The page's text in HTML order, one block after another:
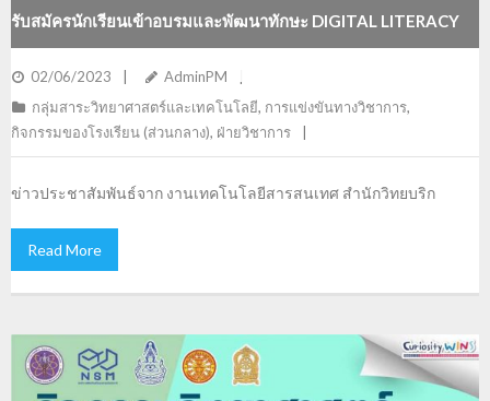
รับสมัครนักเรียนเข้าอบรมและพัฒนาทักษะ DIGITAL LITERACY
มาตรฐานสากล ICDL APPLICATION ESSENTIALS
02/06/2023
AdminPM
กลุ่มสาระวิทยาศาสตร์และเทคโนโลยี, การแข่งขันทางวิชาการ,
กิจกรรมของโรงเรียน (ส่วนกลาง), ฝ่ายวิชาการ
ข่าวประชาสัมพันธ์จาก งานเทคโนโลยีสารสนเทศ สำนักวิทยบริก
Read More